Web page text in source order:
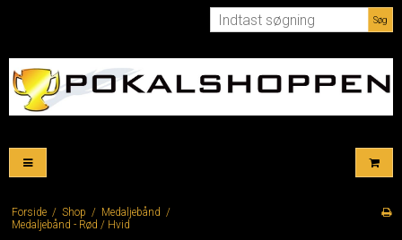
Søg
Forside / Shop / Medaljebånd /
Medaljebånd - Rød / Hvid